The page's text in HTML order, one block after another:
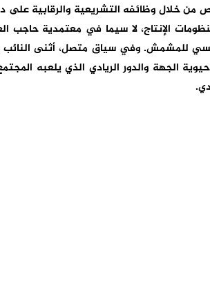
خلال وظائفه التشريعية والرقابية على
للمشمش. وفي سياق متصل، أثنى النائب
حيوية الجهة والدور الريادي الذي يلعبه